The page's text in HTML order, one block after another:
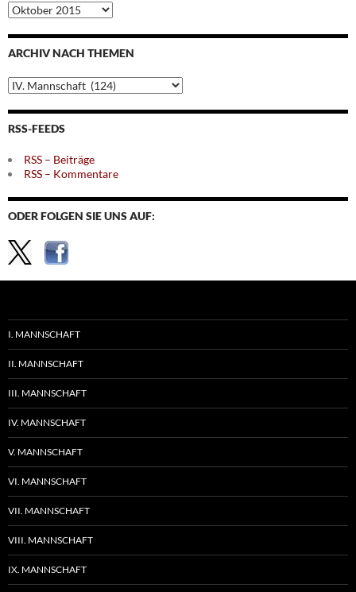
Archiv
nach
Monaten
ARCHIV NACH THEMEN
Archiv
nach
Themen
RSS-FEEDS
RSS – Beiträge
RSS – Kommentare
ODER FOLGEN SIE UNS AUF:
I. MANNSCHAFT
II. MANNSCHAFT
III. MANNSCHAFT
IV. MANNSCHAFT
V. MANNSCHAFT
VI. MANNSCHAFT
VII. MANNSCHAFT
VIII. MANNSCHAFT
IX. MANNSCHAFT